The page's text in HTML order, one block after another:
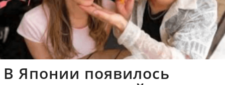
В Японии появилось